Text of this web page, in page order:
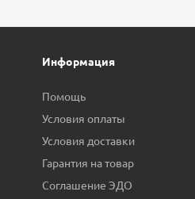
Информация
Помощь
Условия оплаты
Условия доставки
Гарантия на товар
Соглашение ЭДО